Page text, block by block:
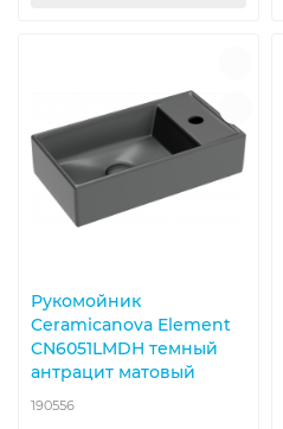
Рукомойник
Ceramicanova Element
CN6051LMDH темный
антрацит матовый
190556